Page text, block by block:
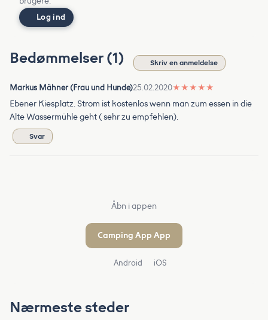
Log ind
Bedømmelser (1) Skriv en anmeldelse
Markus Mähner (Frau und Hunde)25.02.2020★ ★ ★ ★ ★
Ebener Kiesplatz. Strom ist kostenlos wenn man zum essen in die
Alte Wassermühle geht ( sehr zu empfehlen).
Svar
Åbn i appen
Camping App App
Android iOS
Nærmeste steder